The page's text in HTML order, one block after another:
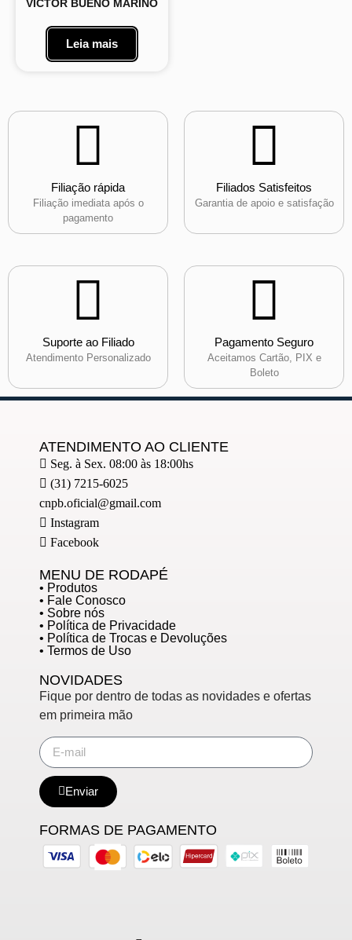
VICTOR BUENO MARINO
Leia mais
Filiação rápida
Filiação imediata após o
pagamento
Filiados Satisfeitos
Garantia de apoio e satisfação
Suporte ao Filiado
Atendimento Personalizado
Pagamento Seguro
Aceitamos Cartão, PIX e
Boleto
ATENDIMENTO AO CLIENTE
Seg. à Sex. 08:00 às 18:00hs
(31) 7215-6025
cnpb.oficial@gmail.com
Instagram
Facebook
MENU DE RODAPÉ
• Produtos
• Fale Conosco
• Sobre nós
• Política de Privacidade
• Política de Trocas e Devoluções
• Termos de Uso
NOVIDADES
Fique por dentro de todas as novidades e ofertas
em primeira mão
Enviar
FORMAS DE PAGAMENTO